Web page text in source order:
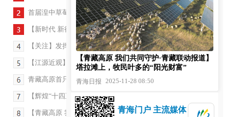
首届湟中草莓文化艺术季29日启幕
【新时代 新征程 新伟业·高质量发展调研行】青海：...
【关注】发挥政协作用 助力生物多样性保护——省政...
【江源近观】同宝山：路通山顶破“猫冬”
青藏高原首只人工繁育斑海豹享受冬日温暖
【辉煌“十四五” 改革谱新篇】兴海草原上的幼儿乐园
【青藏高原 我们共同守护·青藏联动报道】科技赋能 ...
【青藏高原 我们共同守护·青藏联动报道】
塔拉滩上，牧民叶多的“阳光财富”
青海日报 2025-11-28 08:50
青海门户 主流媒体